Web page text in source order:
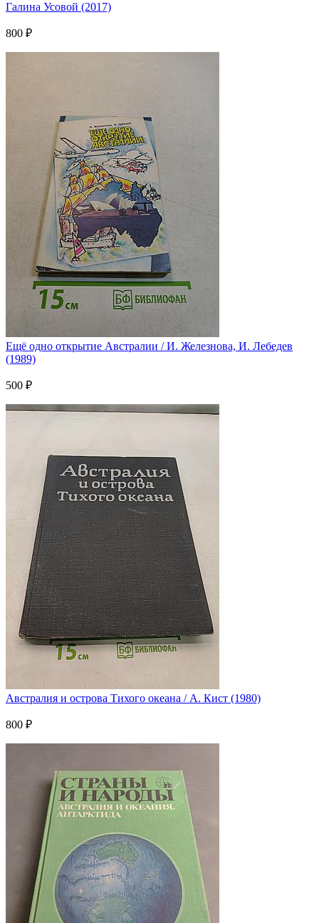
Галина Усовой (2017)
800 ₽
Ещё одно открытие Австралии / И. Железнова, И. Лебедев
(1989)
500 ₽
Австралия и острова Тихого океана / А. Кист (1980)
800 ₽